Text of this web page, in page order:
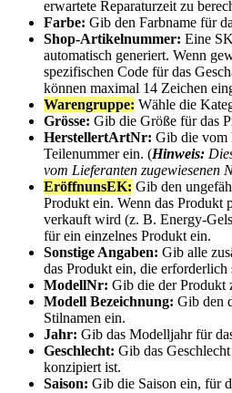
erwartete Reparaturzeit zu
Farbe: Gib den Farbname für
Shop-Artikelnummer: Eine
automatisch generiert. Wenn
spezifischen Code für das Gesch
können maximal 14 Zeichen
Warengruppe: Wähle die
Grösse: Gib die Größe für das
HerstellertArtNr: Gib die vom
Teilenummer ein. (Hinweis:
vom Lieferanten zugewiesenen
EröffnunsEK: Gib den ungefä
Produkt ein. Wenn das Produkt
verkauft wird (z. B. Energy-Gels
für ein einzelnes Produkt ein.
SonstigeAngaben: Gib alle zus
das Produkt ein, die erforderlich
ModellNr: Gib die der Produkt
Modell Bezeichnung: Gib den
Stilnamen ein.
Jahr: Gib das Modelljahr für
Geschlecht: Gib das Geschlecht
konzipiert ist.
Saison: Gib die Saison ein, für